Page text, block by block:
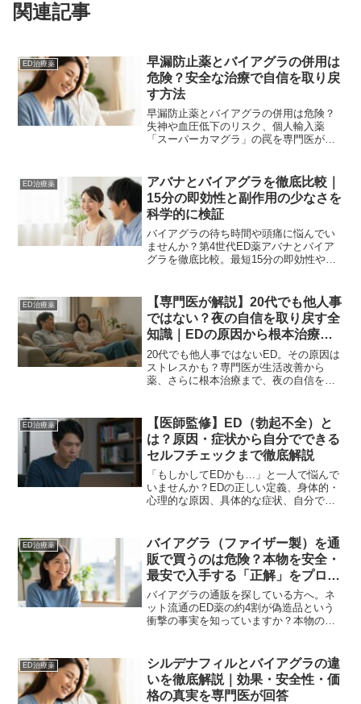
関連記事
ED治療薬
早漏防止薬とバイアグラの併用は
危険？安全な治療で自信を取り戻
す方法
早漏防止薬とバイアグラの併用は危険？
失神や血圧低下のリスク、個人輸入薬
「スーパーカマグラ」の罠を専門医が徹
リットを分かりやすくお伝えします。
ED治療薬
アバナとバイアグラを徹底比較｜
15分の即効性と副作用の少なさを
科学的に検証
バイアグラの待ち時間や頭痛に悩んでい
ませんか？第4世代ED薬アバナとバイア
グラを徹底比較。最短15分の即効性や副
錠を選び、自信を取り戻すための完全ガ
イドです。
ED治療薬
【専門医が解説】20代でも他人事
ではない？夜の自信を取り戻す全
知識｜EDの原因から根本治療ま
で
20代でも他人事ではないED。その原因は
ストレスかも？専門医が生活改善から
薬、さらに根本治療まで、夜の自信を取
ED治療薬
【医師監修】ED（勃起不全）と
は？原因・症状から自分でできる
セルフチェックまで徹底解説
「もしかしてEDかも…」と一人で悩んで
いませんか？EDの正しい定義、身体的・
心理的な原因、具体的な症状、自分でで
する第一歩に。
ED治療薬
バイアグラ（ファイザー製）を通
販で買うのは危険？本物を安全・
最安で入手する「正解」をプロが
解説
バイアグラの通販を探している方へ。ネ
ット流通のED薬の約4割が偽造品という
衝撃の事実を知っていますか？本物のフ
療」と「信頼できる代行サイト」の選び
方を、20年のリサーチ経験から徹底解説
します。
ED治療薬
シルデナフィルとバイアグラの違
いを徹底解説｜効果・安全性・価
格の真実を専門医が回答